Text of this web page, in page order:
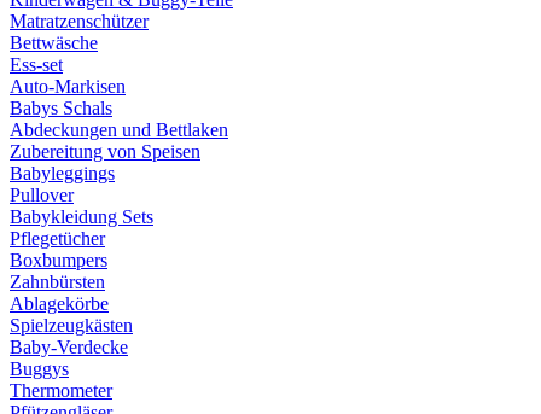
Matratzenschützer
Bettwäsche
Ess-set
Auto-Markisen
Babys Schals
Abdeckungen und Bettlaken
Zubereitung von Speisen
Babyleggings
Pullover
Babykleidung Sets
Pflegetücher
Boxbumpers
Zahnbürsten
Ablagekörbe
Spielzeugkästen
Baby-Verdecke
Buggys
Thermometer